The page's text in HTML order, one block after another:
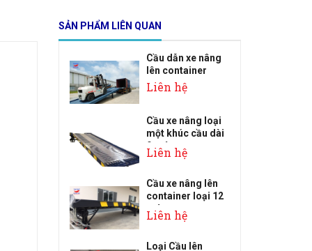
SẢN PHẨM LIÊN QUAN
Cầu dẫn xe nâng
lên container
Liên hệ
Cầu xe nâng loại
một khúc cầu dài
9 mét
Liên hệ
Cầu xe nâng lên
container loại 12
mét
Liên hệ
Loại Cầu lên